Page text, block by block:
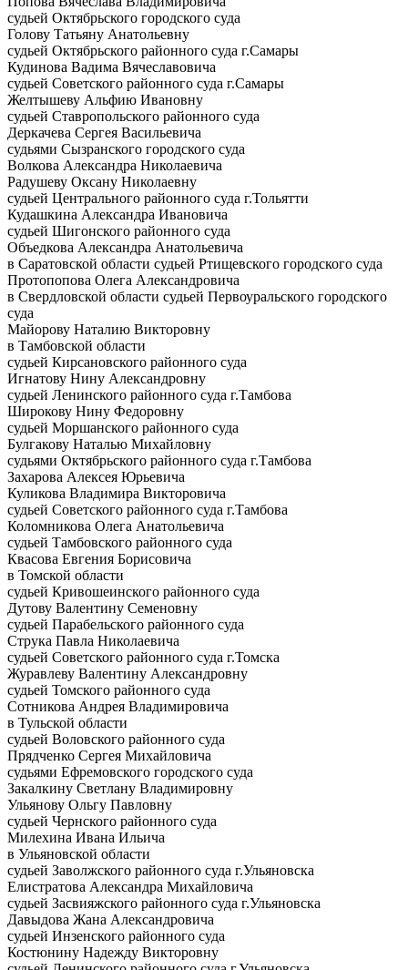
судьей Октябрьского городского суда
Голову Татьяну Анатольевну
судьей Октябрьского районного суда г.Самары
Кудинова Вадима Вячеславовича
судьей Советского районного суда г.Самары
Желтышеву Альфию Ивановну
судьей Ставропольского районного суда
Деркачева Сергея Васильевича
судьями Сызранского городского суда
Волкова Александра Николаевича
Радушеву Оксану Николаевну
судьей Центрального районного суда г.Тольятти
Кудашкина Александра Ивановича
судьей Шигонского районного суда
Объедкова Александра Анатольевича
в Саратовской области судьей Ртищевского городского суда
Протопопова Олега Александровича
в Свердловской области судьей Первоуральского городского
суда
Майорову Наталию Викторовну
в Тамбовской области
судьей Кирсановского районного суда
Игнатову Нину Александровну
судьей Ленинского районного суда г.Тамбова
Широкову Нину Федоровну
судьей Моршанского районного суда
Булгакову Наталью Михайловну
судьями Октябрьского районного суда г.Тамбова
Захарова Алексея Юрьевича
Куликова Владимира Викторовича
судьей Советского районного суда г.Тамбова
Коломникова Олега Анатольевича
судьей Тамбовского районного суда
Квасова Евгения Борисовича
в Томской области
судьей Кривошеинского районного суда
Дутову Валентину Семеновну
судьей Парабельского районного суда
Струка Павла Николаевича
судьей Советского районного суда г.Томска
Журавлеву Валентину Александровну
судьей Томского районного суда
Сотникова Андрея Владимировича
в Тульской области
судьей Воловского районного суда
Прядченко Сергея Михайловича
судьями Ефремовского городского суда
Закалкину Светлану Владимировну
Ульянову Ольгу Павловну
судьей Чернского районного суда
Милехина Ивана Ильича
в Ульяновской области
судьей Заволжского районного суда г.Ульяновска
Елистратова Александра Михайловича
судьей Засвияжского районного суда г.Ульяновска
Давыдова Жана Александровича
судьей Инзенского районного суда
Костюнину Надежду Викторовну